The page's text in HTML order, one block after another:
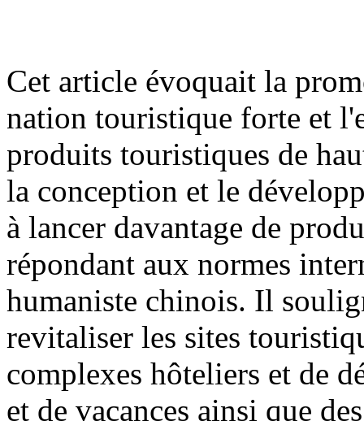
Cet article évoquait la
nation touristique forte et
produits touristiques de
la conception et le
à lancer davantage de
répondant aux normes
humaniste chinois. Il
revitaliser les sites
complexes hôteliers et de
et de vacances ainsi que